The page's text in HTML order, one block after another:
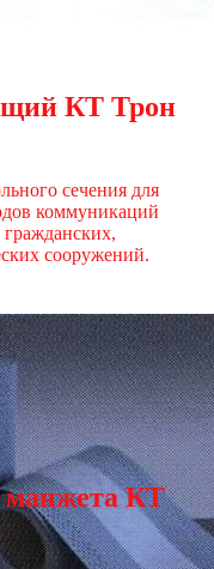
КТ Трон
сечения для
коммуникаций
гражданских,
сооружений.
манжета КТ